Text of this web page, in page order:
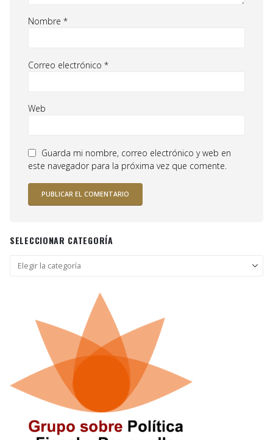
Nombre *
Correo electrónico *
Web
Guarda mi nombre, correo electrónico y web en
este navegador para la próxima vez que comente.
SELECCIONAR CATEGORÍA
Seleccionar
categoría